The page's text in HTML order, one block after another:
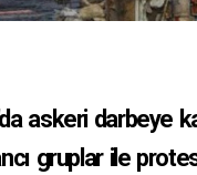
askeri darbeye
gruplar ile